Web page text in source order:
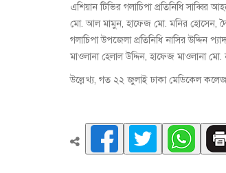
এশিয়ান টিভির গলাচিপা প্রতিনিধি সাব্বির
মো. আল মামুন, হাফেজ মো. মনির হোসেন,
গলাচিপা উপজেলা প্রতিনিধি নাসির উদ্দিন
মাওলানা হেলাল উদ্দিন, হাফেজ মাওলানা
উল্লেখ্য, গত ২২ জুলাই ঢাকা মেডিকেল কলেজ